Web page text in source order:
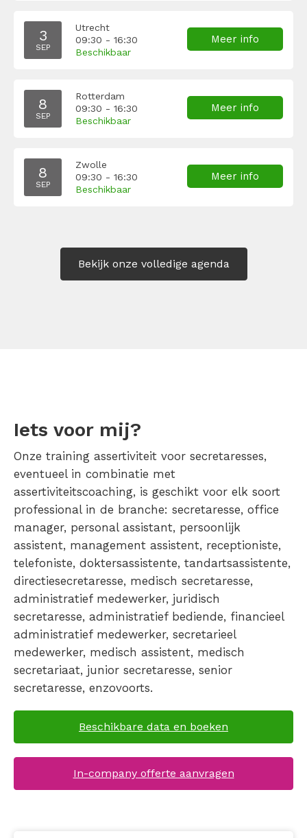
3
SEP
Utrecht
09:30 - 16:30
Beschikbaar
Meer info
8
SEP
Rotterdam
09:30 - 16:30
Beschikbaar
Meer info
8
SEP
Zwolle
09:30 - 16:30
Beschikbaar
Meer info
Bekijk onze volledige agenda
Iets voor mij?
Onze training assertiviteit voor secretaresses,
eventueel in combinatie met
assertiviteitscoaching, is geschikt voor elk soort
professional in de branche: secretaresse, office
manager, personal assistant, persoonlijk
assistent, management assistent, receptioniste,
telefoniste, doktersassistente, tandartsassistente,
directiesecretaresse, medisch secretaresse,
administratief medewerker, juridisch
secretaresse, administratief bediende, financieel
administratief medewerker, secretarieel
medewerker, medisch assistent, medisch
secretariaat, junior secretaresse, senior
secretaresse, enzovoorts.
Beschikbare data en boeken
In-company offerte aanvragen